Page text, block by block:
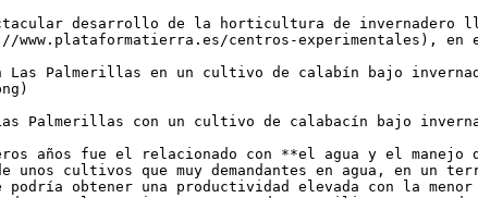
desarrollo de la horticultura de invernadero
www.plataformatierra.es/centros-experimentales),
Las Palmerillas en un cultivo de calabín bajo
Palmerillas con un cultivo de calabacín bajo
años fue el relacionado con **el agua y el manejo
cultivos que muy demandantes en agua, en un
podría obtener una productividad elevada con la